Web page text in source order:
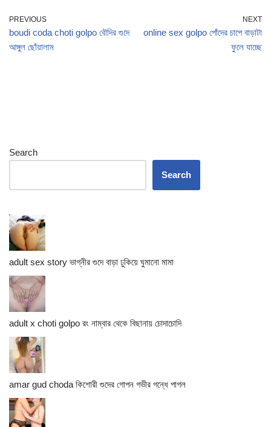
PREVIOUS
boudi coda choti golpo বৌদির গুদে
আঙ্গুল ছোঁয়ালাম
NEXT
online sex golpo পোঁদের চাপে বাড়াটা
ফুলে যাচ্ছে
Search
Search
adult sex story ভাগ্নীর গুদে বাড়া ঢুকিয়ে ঘুমানো মামা
adult x choti golpo রং নাম্বার থেকে বিছানায় চোদাচোদি
amar gud choda কিশোরী গুদের গোপন গভীর গন্ধে পাগল